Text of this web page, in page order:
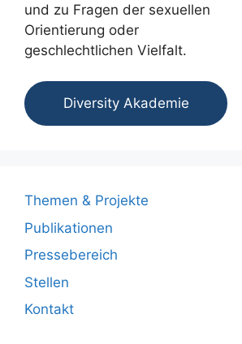
und zu Fragen der sexuellen
Orientierung oder
geschlechtlichen Vielfalt.
Diversity Akademie
Themen & Projekte
Publikationen
Pressebereich
Stellen
Kontakt